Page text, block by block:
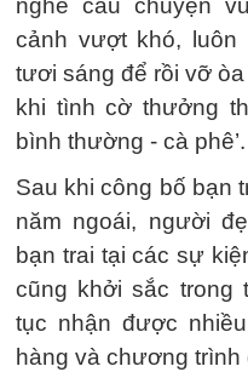
nghe câu chuyện
cảnh vượt khó,
tươi sáng để rồi vỡ
khi tình cờ thưởng
bình thường - cà phê’.
Sau khi công bố bạn
năm ngoái, người
bạn trai tại các sự
cũng khởi sắc trong
tục nhận được
hàng và chương trình